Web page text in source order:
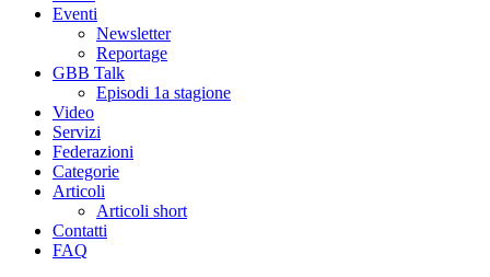
Eventi
Newsletter
Reportage
GBB Talk
Episodi 1a stagione
Video
Servizi
Federazioni
Categorie
Articoli
Articoli short
Contatti
FAQ